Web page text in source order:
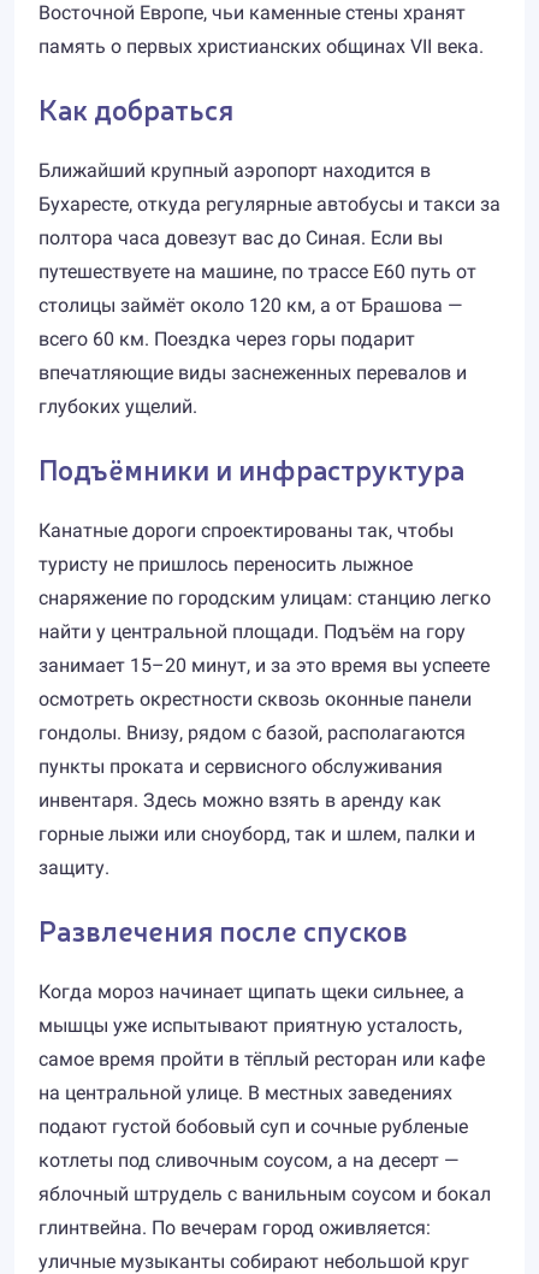
Восточной Европе, чьи каменные стены хранят
память о первых христианских общинах VII века.
Как добраться
Ближайший крупный аэропорт находится в
Бухаресте, откуда регулярные автобусы и такси за
полтора часа довезут вас до Синая. Если вы
путешествуете на машине, по трассе Е60 путь от
столицы займёт около 120 км, а от Брашова —
всего 60 км. Поездка через горы подарит
впечатляющие виды заснеженных перевалов и
глубоких ущелий.
Подъёмники и инфраструктура
Канатные дороги спроектированы так, чтобы
туристу не пришлось переносить лыжное
снаряжение по городским улицам: станцию легко
найти у центральной площади. Подъём на гору
занимает 15–20 минут, и за это время вы успеете
осмотреть окрестности сквозь оконные панели
гондолы. Внизу, рядом с базой, располагаются
пункты проката и сервисного обслуживания
инвентаря. Здесь можно взять в аренду как
горные лыжи или сноуборд, так и шлем, палки и
защиту.
Развлечения после спусков
Когда мороз начинает щипать щеки сильнее, а
мышцы уже испытывают приятную усталость,
самое время пройти в тёплый ресторан или кафе
на центральной улице. В местных заведениях
подают густой бобовый суп и сочные рубленые
котлеты под сливочным соусом, а на десерт —
яблочный штрудель с ванильным соусом и бокал
глинтвейна. По вечерам город оживляется:
уличные музыканты собирают небольшой круг